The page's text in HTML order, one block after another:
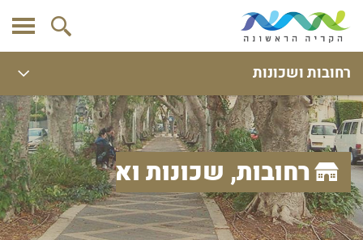
רחובות ושכונות
רחובות, שכונות ואתרים